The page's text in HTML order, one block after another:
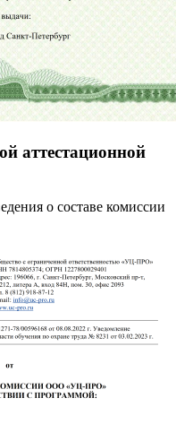
аттестационной
о составе комиссии